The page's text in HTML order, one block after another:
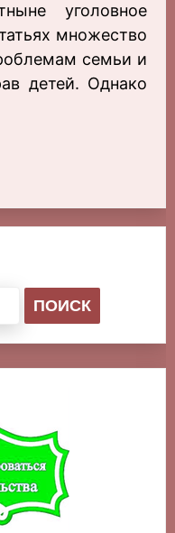
уголовное
множество
семьи и
детей. Однако